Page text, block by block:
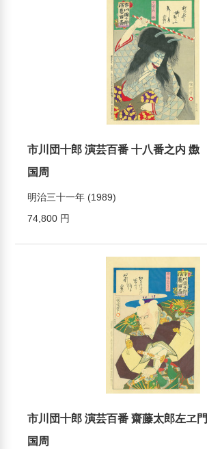
市川団十郎 演芸百番 十八番之内 嫐
国周
明治三十一年 (1989)
74,800 円
市川団十郎 演芸百番 齋藤太郎左ヱ門
国周